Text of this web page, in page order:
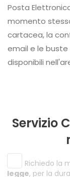
Posta
momento stesso della spedizione
cartacea, la
email e le
Servizio
Richiedo la
legge, per la